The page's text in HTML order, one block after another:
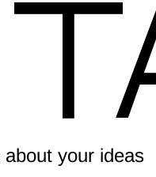
about your ideas